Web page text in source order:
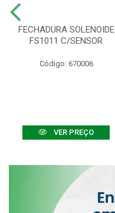
FECHADURA SOLENOIDE
FS1011 C/SENSOR
Código: 670006
VER PREÇO